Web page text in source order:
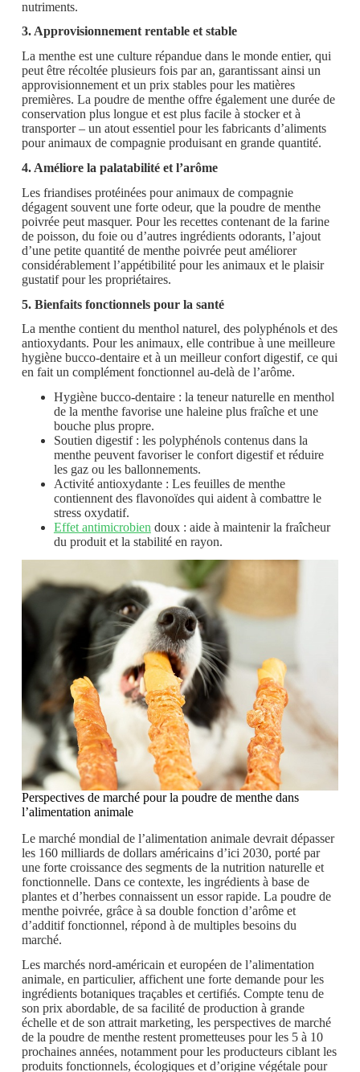
nutriments.
3. Approvisionnement rentable et stable
La menthe est une culture répandue dans le monde entier, qui
peut être récoltée plusieurs fois par an, garantissant ainsi un
approvisionnement et un prix stables pour les matières
premières. La poudre de menthe offre également une durée de
conservation plus longue et est plus facile à stocker et à
transporter – un atout essentiel pour les fabricants d’aliments
pour animaux de compagnie produisant en grande quantité.
4. Améliore la palatabilité et l’arôme
Les friandises protéinées pour animaux de compagnie
dégagent souvent une forte odeur, que la poudre de menthe
poivrée peut masquer. Pour les recettes contenant de la farine
de poisson, du foie ou d’autres ingrédients odorants, l’ajout
d’une petite quantité de menthe poivrée peut améliorer
considérablement l’appétibilité pour les animaux et le plaisir
gustatif pour les propriétaires.
5. Bienfaits fonctionnels pour la santé
La menthe contient du menthol naturel, des polyphénols et des
antioxydants. Pour les animaux, elle contribue à une meilleure
hygiène bucco-dentaire et à un meilleur confort digestif, ce qui
en fait un complément fonctionnel au-delà de l’arôme.
Hygiène bucco-dentaire : la teneur naturelle en menthol
de la menthe favorise une haleine plus fraîche et une
bouche plus propre.
Soutien digestif : les polyphénols contenus dans la
menthe peuvent favoriser le confort digestif et réduire
les gaz ou les ballonnements.
Activité antioxydante : Les feuilles de menthe
contiennent des flavonoïdes qui aident à combattre le
stress oxydatif.
Effet antimicrobien doux : aide à maintenir la fraîcheur
du produit et la stabilité en rayon.
Perspectives de marché pour la poudre de menthe dans
l’alimentation animale
Le marché mondial de l’alimentation animale devrait dépasser
les 160 milliards de dollars américains d’ici 2030, porté par
une forte croissance des segments de la nutrition naturelle et
fonctionnelle. Dans ce contexte, les ingrédients à base de
plantes et d’herbes connaissent un essor rapide. La poudre de
menthe poivrée, grâce à sa double fonction d’arôme et
d’additif fonctionnel, répond à de multiples besoins du
marché.
Les marchés nord-américain et européen de l’alimentation
animale, en particulier, affichent une forte demande pour les
ingrédients botaniques traçables et certifiés. Compte tenu de
son prix abordable, de sa facilité de production à grande
échelle et de son attrait marketing, les perspectives de marché
de la poudre de menthe restent prometteuses pour les 5 à 10
prochaines années, notamment pour les producteurs ciblant les
produits fonctionnels, écologiques et d’origine végétale pour